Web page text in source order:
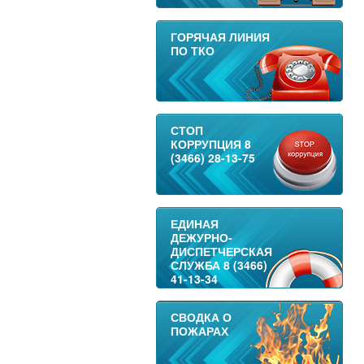
ГОРЯЧАЯ ЛИНИЯ
ПО ТКО
СТОП
КОРРУПЦИЯ 8
(3466) 28-13-75
ЕДИНАЯ
ДЕЖУРНО-
ДИСПЕТЧЕРСКАЯ
СЛУЖБА 8 (3466)
41-13-34
СВОДКА О
ПОЖАРАХ